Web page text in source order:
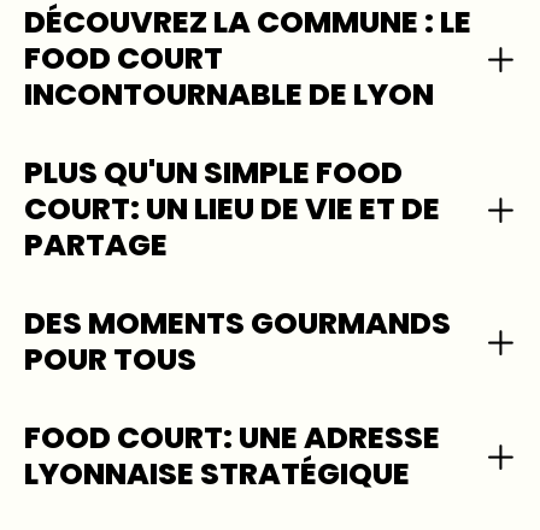
DÉCOUVREZ LA COMMUNE : LE
FOOD COURT
INCONTOURNABLE DE LYON
PLUS QU'UN SIMPLE FOOD
COURT: UN LIEU DE VIE ET DE
PARTAGE
DES MOMENTS GOURMANDS
POUR TOUS
FOOD COURT: UNE ADRESSE
LYONNAISE STRATÉGIQUE